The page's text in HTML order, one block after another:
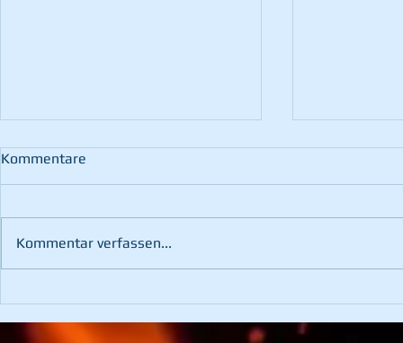
102.
Kommentare
Kommentar verfassen...